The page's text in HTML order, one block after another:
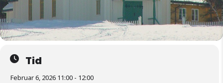
Tid
Februar 6, 2026 11:00 - 12:00